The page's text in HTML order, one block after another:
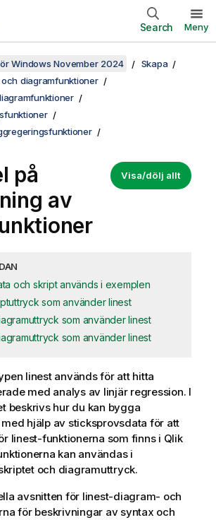
Search Meny
Windows November 2024
Skapa
diagramfunktioner
Visa/dölj allt
på
av
och skript används i exemplen
som använder linest
som använder linest
som använder linest
linestanvänds för att hitta
med analys av linjär regression. I
beskrivs hur du kan bygga
hjälp av sticksprovsdata för att
linest-funktionerna som finns i Qlik
kan användas i
och diagramuttryck.
avsnitten för linest-diagram- och
för beskrivningar av syntax och